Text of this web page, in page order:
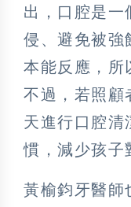
出，口腔是一
侵、避免被強
本能反應，所
不過，若照顧
天進行口腔清
慣，減少孩子
黃榆鈞牙醫師